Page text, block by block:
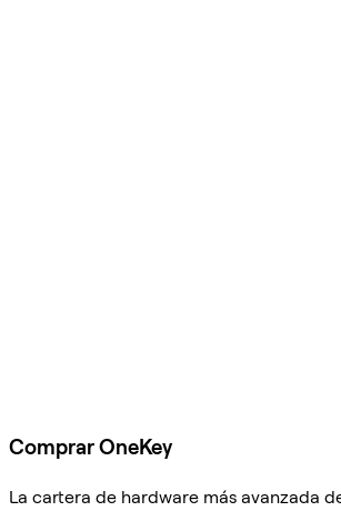
Comprar OneKey
La cartera de hardware más avanzada